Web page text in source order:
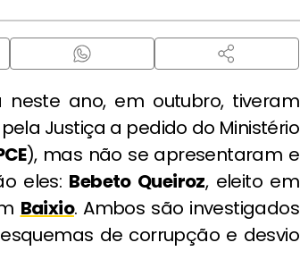
neste ano, em outubro, tiveram
Justiça a pedido do Ministério
), mas não se apresentaram e
eles: Bebeto Queiroz, eleito em
Baixio. Ambos são investigados
de corrupção e desvio